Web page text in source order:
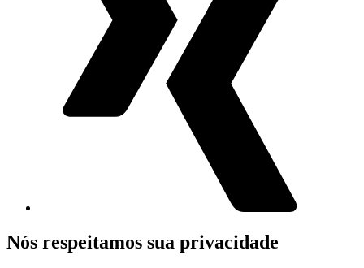
Nós respeitamos sua privacidade